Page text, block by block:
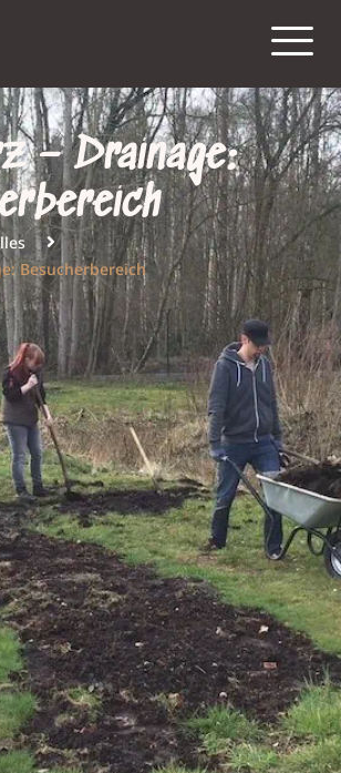
– Drainage:
Besucherbereich